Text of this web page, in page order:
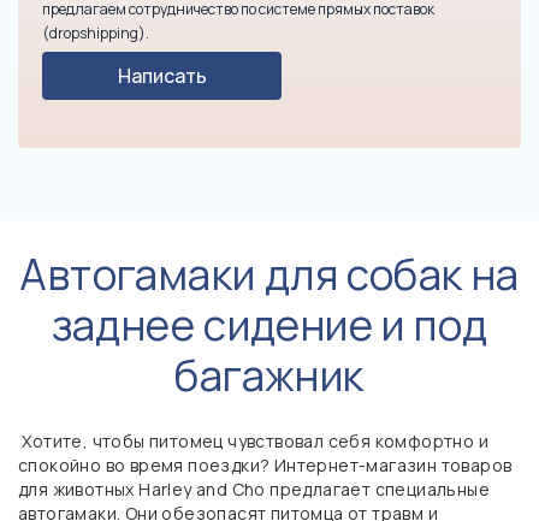
предлагаем сотрудничество по системе прямых поставок
(dropshipping).
Написать
Автогамаки для собак на
заднее сидение и под
багажник
Хотите, чтобы питомец чувствовал себя комфортно и
спокойно во время поездки? Интернет-магазин товаров
для животных Harley and Cho предлагает специальные
автогамаки. Они обезопасят питомца от травм и